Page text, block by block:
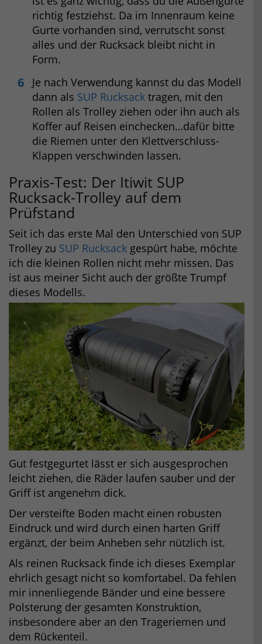
richtig festziehst. Da im Innenraum keine
Gurte vorhanden sind, verrutscht sonst
alles und der Rucksack bleibt nicht in
Form.
Je nach Verwendung kannst du das Modell
dann als SUP Rucksack tragen, mit den
Rollen als Trolley ziehen oder ihn auch als
Koffer auf Reisen einchecken…dafür bitte
die Riemen unter den Klettverschluss-
Klappen verschwinden lassen.
Praxis-Test: Der Itiwit SUP
Rucksack-Trolley auf dem
Prüfstand
Seit ich das erste Mal den Unterschied von SUP
Trolley zu SUP Rucksack gespürt habe, möchte
ich die kleinen Rollen nicht mehr missen. Das
ist aus meiner Sicht auch der größte Trumpf
dieses Modells.
Gut festgegurtet lässt er sich ausgesprochen
leicht ziehen, die Räder laufen sauber und der
Griff ist angenehm dick.
Der versteifte Boden macht einen robusten
Eindruck und wird durch einen harten Griff
ergänzt, der beim Anheben sehr nützlich ist.
Als reinen Rucksack finde ich dieses Exemplar
ehrlich gesagt nicht so komfortabel. Da fehlen
mir innenliegende Bänder und eine bessere
Polsterung der gesamten Konstruktion,
insbesondere aber an den Trageriemen und
dem Rückenteil.